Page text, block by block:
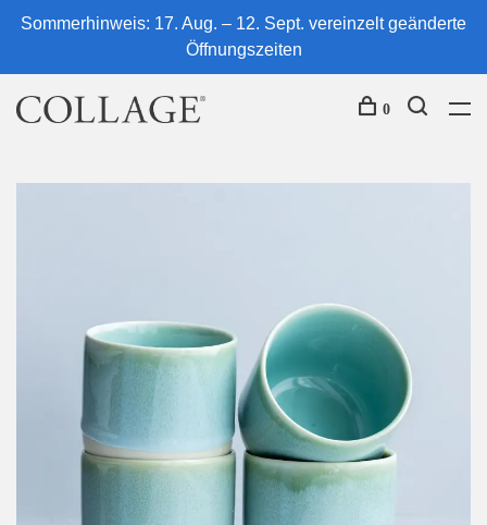
Sommerhinweis: 17. Aug. – 12. Sept. vereinzelt geänderte
Öffnungszeiten
0